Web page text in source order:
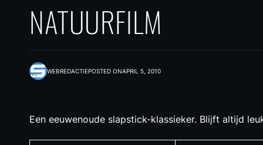
NATUURFILM
WEBREDACTIEPOSTED ONAPRIL 5, 2010
Een eeuwenoude slapstick-klassieker. Blijft altijd